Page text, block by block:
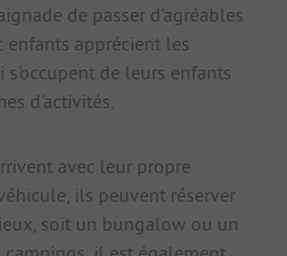
de passer d'agréables
enfants apprécient les
de leurs enfants
d'activités.
avec leur propre
ils peuvent réserver
soit un bungalow ou un